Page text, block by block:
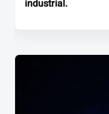
industrial.